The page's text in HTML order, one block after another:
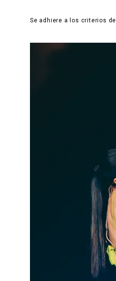
Se adhiere a los criterios de